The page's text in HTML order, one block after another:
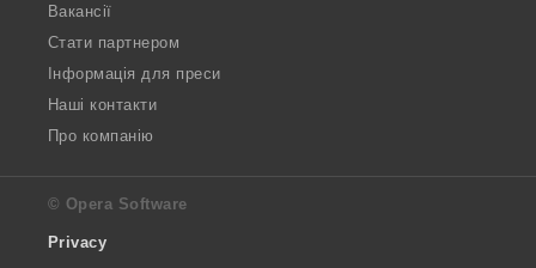
Вакансії
Стати партнером
Інформація для преси
Наші контакти
Про компанію
© Opera Software
Privacy